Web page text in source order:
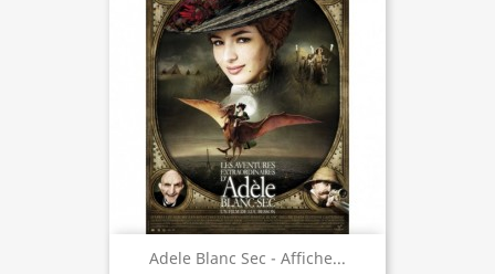
Adele Blanc Sec - Affiche...